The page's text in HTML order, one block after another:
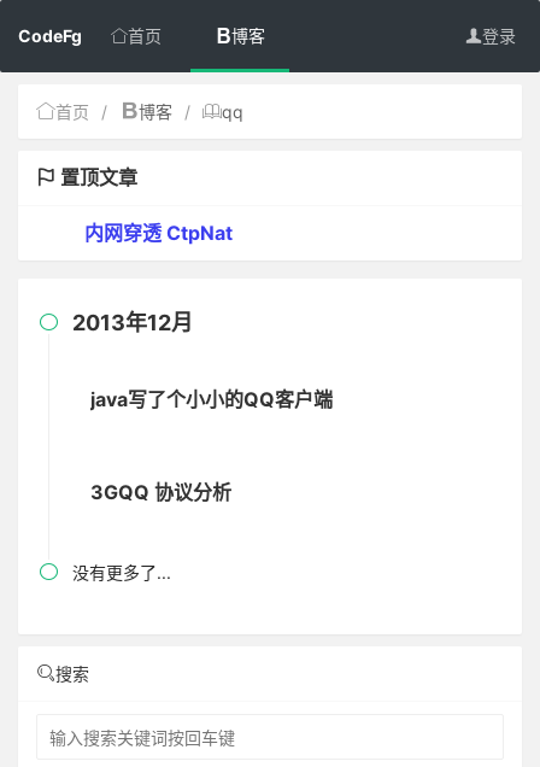
CodeFg 首页 博客 登录
首页 / 博客 / qq
置顶文章
内网穿透 CtpNat
 2013年12月
java写了个小小的QQ客户端
3GQQ 协议分析
 没有更多了...
搜索